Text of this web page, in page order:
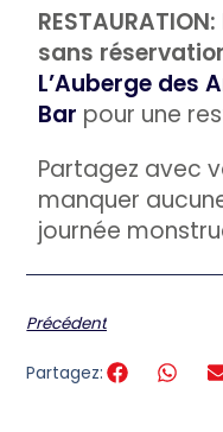
RESTAURATION:
sans
L’Auberge des
Bar pour une
Partagez avec
manquer
journée
Précédent
Partagez: